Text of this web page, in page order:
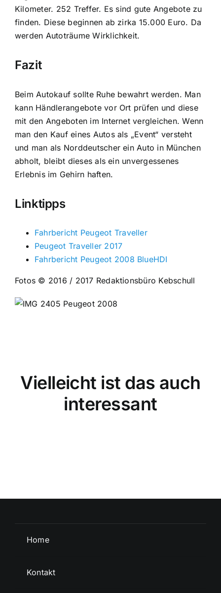
Kilometer. 252 Treffer. Es sind gute Angebote zu
finden. Diese beginnen ab zirka 15.000 Euro. Da
werden Autoträume Wirklichkeit.
Fazit
Beim Autokauf sollte Ruhe bewahrt werden. Man
kann Händlerangebote vor Ort prüfen und diese
mit den Angeboten im Internet vergleichen. Wenn
man den Kauf eines Autos als „Event“ versteht
und man als Norddeutscher ein Auto in München
abholt, bleibt dieses als ein unvergessenes
Erlebnis im Gehirn haften.
Linktipps
Fahrbericht Peugeot Traveller
Peugeot Traveller 2017
Fahrbericht Peugeot 2008 BlueHDI
Fotos © 2016 / 2017 Redaktionsbüro Kebschull
Vielleicht ist das auch
interessant
Home
Kontakt